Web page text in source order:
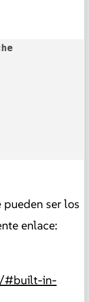
ser los
enlace:
#built-in-